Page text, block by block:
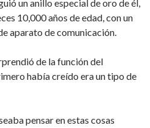
un anillo especial de oro de él,
10,000 años de edad, con un
aparato de comunicación.
de la función del
había creído era un tipo de
pensar en estas cosas